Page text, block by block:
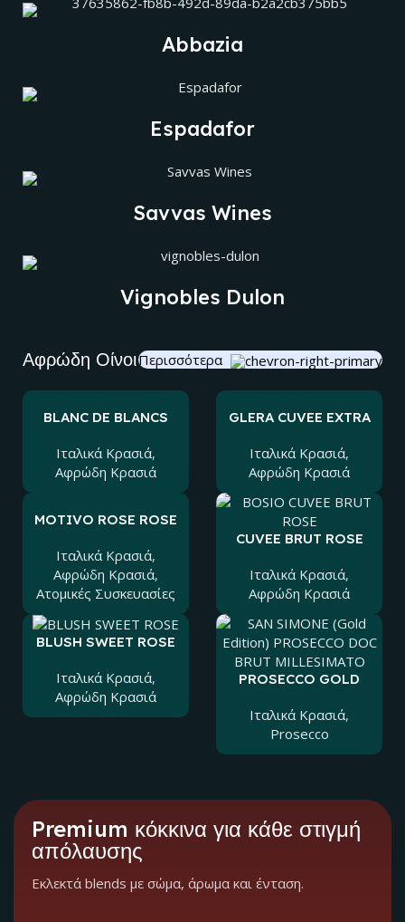
Abbazia
Espadafor
Savvas Wines
Vignobles Dulon
Αφρώδη ΟίνοιΠερισσότερα
BLANC DE BLANCS
Ιταλικά Kρασιά,
Αφρώδη Κρασιά
GLERA CUVEE EXTRA
Ιταλικά Kρασιά,
Αφρώδη Κρασιά
MOTIVO ROSE ROSE
Ιταλικά Kρασιά,
Αφρώδη Κρασιά,
Ατομικές Συσκευασίες
CUVEE BRUT ROSE
Ιταλικά Kρασιά,
Αφρώδη Κρασιά
BLUSH SWEET ROSE
Ιταλικά Kρασιά,
Αφρώδη Κρασιά
PROSECCO GOLD
MILLESIMATO
Ιταλικά Kρασιά,
Prosecco
Premium κόκκινα για κάθε στιγμή
απόλαυσης
Εκλεκτά blends με σώμα, άρωμα και ένταση.